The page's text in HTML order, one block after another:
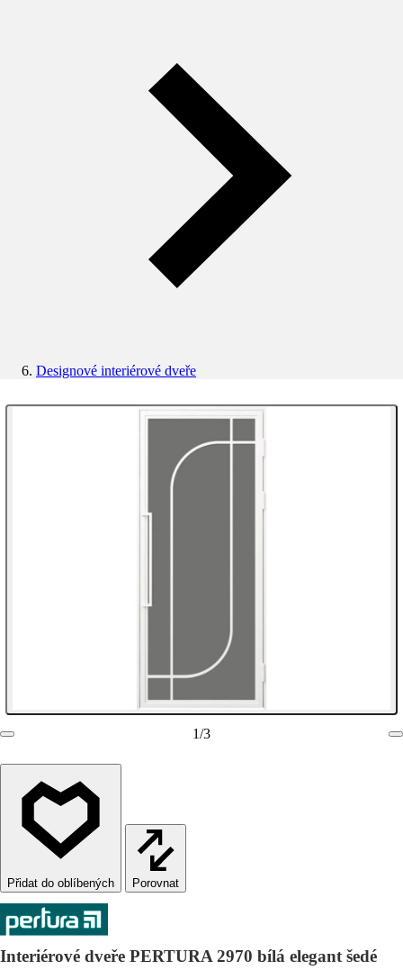
Designové interiérové dveře
1/3
Porovnat
Interiérové dveře PERTURA 2970 bílá elegant šedé